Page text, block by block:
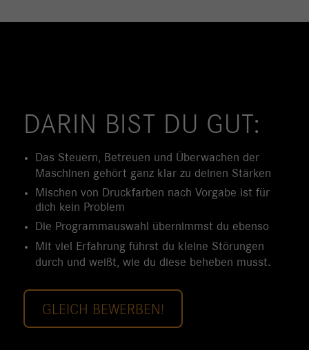
DARIN BIST DU GUT:
Das Steuern, Betreuen und Überwachen der
Maschinen gehört ganz klar zu deinen Stärken
Mischen von Druckfarben nach Vorgabe ist für
dich kein Problem
Die Programmauswahl übernimmst du ebenso
Mit viel Erfahrung führst du kleine Störungen
durch und weißt, wie du diese beheben musst.
GLEICH BEWERBEN!